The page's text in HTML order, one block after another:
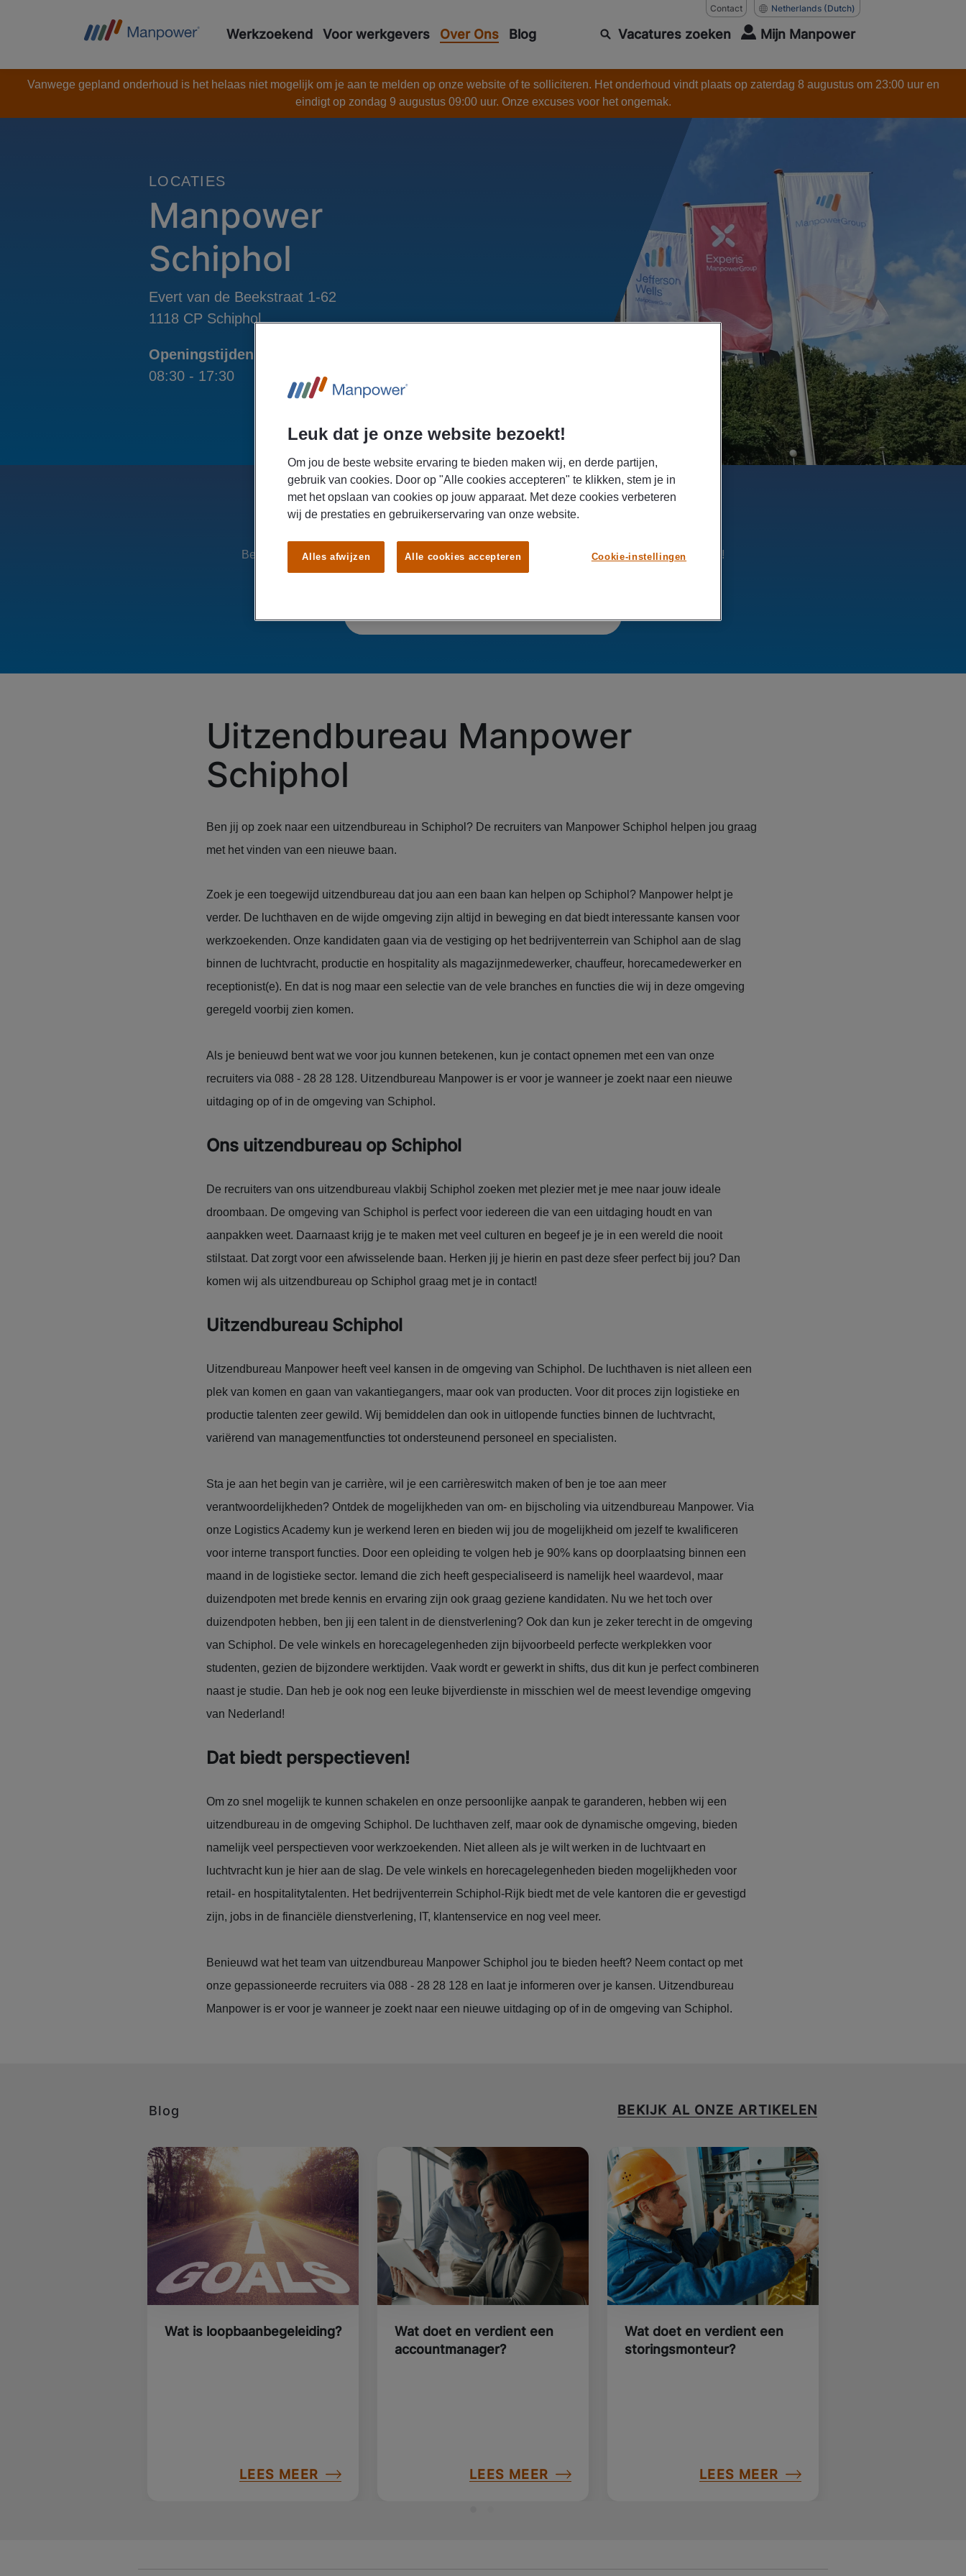
Contact Netherlands (Dutch)
Werkzoekend Voor werkgevers Over Ons Blog Vacatures zoeken Mijn Manpower
Vanwege gepland onderhoud is het helaas niet mogelijk om je aan te melden op onze website of te solliciteren. Het onderhoud vindt plaats op zaterdag 8 augustus om 23:00 uur en
eindigt op zondag 9 augustus 09:00 uur. Onze excuses voor het ongemak.
LOCATIES
Manpower
Schiphol
Evert van de Beekstraat 1-62
Openingstijden
08:30 - 17:30
020-4057041
Vind jouw nieuwe baan op Schiphol
Ben jij op zoek naar vacatures op Schiphol? Bekijk ons aanbod en vind jouw nieuwe uitdaging!
NAAR DE VACATURES OP SCHIPHOL
Uitzendbureau Manpower
Schiphol
Ben jij op zoek naar een uitzendbureau in Schiphol? De recruiters van Manpower Schiphol helpen jou graag
met het vinden van een nieuwe baan.
Zoek je een toegewijd uitzendbureau dat jou aan een baan kan helpen op Schiphol? Manpower helpt je
verder. De luchthaven en de wijde omgeving zijn altijd in beweging en dat biedt interessante kansen voor
werkzoekenden. Onze kandidaten gaan via de vestiging op het bedrijventerrein van Schiphol aan de slag
binnen de luchtvracht, productie en hospitality als magazijnmedewerker, chauffeur, horecamedewerker en
receptionist(e). En dat is nog maar een selectie van de vele branches en functies die wij in deze omgeving
geregeld voorbij zien komen.
Als je benieuwd bent wat we voor jou kunnen betekenen, kun je contact opnemen met een van onze
recruiters via 088 - 28 28 128. Uitzendbureau Manpower is er voor je wanneer je zoekt naar een nieuwe
uitdaging op of in de omgeving van Schiphol.
Ons uitzendbureau op Schiphol
De recruiters van ons uitzendbureau vlakbij Schiphol zoeken met plezier met je mee naar jouw ideale
droombaan. De omgeving van Schiphol is perfect voor iedereen die van een uitdaging houdt en van
aanpakken weet. Daarnaast krijg je te maken met veel culturen en begeef je je in een wereld die nooit
stilstaat. Dat zorgt voor een afwisselende baan. Herken jij je hierin en past deze sfeer perfect bij jou? Dan
komen wij als uitzendbureau op Schiphol graag met je in contact!
Uitzendbureau Schiphol
Uitzendbureau Manpower heeft veel kansen in de omgeving van Schiphol. De luchthaven is niet alleen een
plek van komen en gaan van vakantiegangers, maar ook van producten. Voor dit proces zijn logistieke en
productie talenten zeer gewild. Wij bemiddelen dan ook in uitlopende functies binnen de luchtvracht,
variërend van managementfuncties tot ondersteunend personeel en specialisten.
Sta je aan het begin van je carrière, wil je een carrièreswitch maken of ben je toe aan meer
verantwoordelijkheden? Ontdek de mogelijkheden van om- en bijscholing via uitzendbureau Manpower. Via
onze Logistics Academy kun je werkend leren en bieden wij jou de mogelijkheid om jezelf te kwalificeren
voor interne transport functies. Door een opleiding te volgen heb je 90% kans op doorplaatsing binnen een
maand in de logistieke sector. Iemand die zich heeft gespecialiseerd is namelijk heel waardevol, maar
duizendpoten met brede kennis en ervaring zijn ook graag geziene kandidaten. Nu we het toch over
duizendpoten hebben, ben jij een talent in de dienstverlening? Ook dan kun je zeker terecht in de omgeving
van Schiphol. De vele winkels en horecagelegenheden zijn bijvoorbeeld perfecte werkplekken voor
studenten, gezien de bijzondere werktijden. Vaak wordt er gewerkt in shifts, dus dit kun je perfect combineren
naast je studie. Dan heb je ook nog een leuke bijverdienste in misschien wel de meest levendige omgeving
van Nederland!
Dat biedt perspectieven!
Om zo snel mogelijk te kunnen schakelen en onze persoonlijke aanpak te garanderen, hebben wij een
uitzendbureau in de omgeving Schiphol. De luchthaven zelf, maar ook de dynamische omgeving, bieden
namelijk veel perspectieven voor werkzoekenden. Niet alleen als je wilt werken in de luchtvaart en
luchtvracht kun je hier aan de slag. De vele winkels en horecagelegenheden bieden mogelijkheden voor
retail- en hospitalitytalenten. Het bedrijventerrein Schiphol-Rijk biedt met de vele kantoren die er gevestigd
zijn, jobs in de financiële dienstverlening, IT, klantenservice en nog veel meer.
Benieuwd wat het team van uitzendbureau Manpower Schiphol jou te bieden heeft? Neem contact op met
onze gepassioneerde recruiters via 088 - 28 28 128 en laat je informeren over je kansen. Uitzendbureau
Manpower is er voor je wanneer je zoekt naar een nieuwe uitdaging op of in de omgeving van Schiphol.
Blog BEKIJK AL ONZE ARTIKELEN
Wat is loopbaanbegeleiding?
LEES MEER
Wat doet en verdient een
accountmanager?
LEES MEER
Wat doet en verdient een
storingsmonteur?
LEES MEER
Leuk dat je onze website bezoekt!
Om jou de beste website ervaring te bieden maken wij, en derde partijen,
gebruik van cookies. Door op "Alle cookies accepteren" te klikken, stem je in
met het opslaan van cookies op jouw apparaat. Met deze cookies verbeteren
wij de prestaties en gebruikerservaring van onze website.
Cookie-instellingen
Alles afwijzen Alle cookies accepteren